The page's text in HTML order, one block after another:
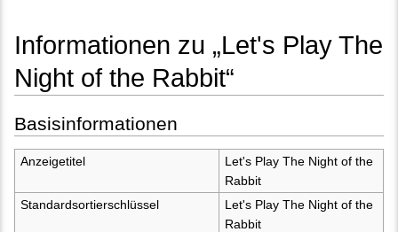
Informationen zu „Let's Play The
Night of the Rabbit“
Basisinformationen
Anzeigetitel
Let's Play The Night of the
Rabbit
Standardsortierschlüssel
Let's Play The Night of the
Rabbit